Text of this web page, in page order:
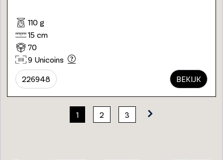
110 g
15 cm
70
9 Unicoins
226948 BEKIJK
1 2 3